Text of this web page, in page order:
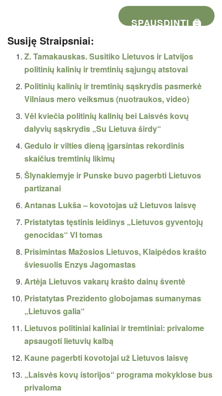
SPAUSDINTI 🖨
Susiję Straipsniai:
Z. Tamakauskas. Susitiko Lietuvos ir Latvijos
politinių kalinių ir tremtinių sąjungų atstovai
Politinių kalinių ir tremtinių sąskrydis pasmerkė
Vilniaus mero veiksmus (nuotraukos, video)
Vėl kviečia politinių kalinių bei Laisvės kovų
dalyvių sąskrydis „Su Lietuva širdy“
Gedulo ir vilties dieną įgarsintas rekordinis
skaičius tremtinių likimų
Šlynakiemyje ir Punske buvo pagerbti Lietuvos
partizanai
Antanas Lukša – kovotojas už Lietuvos laisvę
Pristatytas tęstinis leidinys „Lietuvos gyventojų
genocidas“ VI tomas
Prisimintas Mažosios Lietuvos, Klaipėdos krašto
šviesuolis Enzys Jagomastas
Artėja Lietuvos vakarų krašto dainų šventė
Pristatytas Prezidento globojamas sumanymas
„Lietuvos galia“
Lietuvos politiniai kaliniai ir tremtiniai: privalome
apsaugoti lietuvių kalbą
Kaune pagerbti kovotojai už Lietuvos laisvę
„Laisvės kovų istorijos“ programa mokyklose bus
privaloma